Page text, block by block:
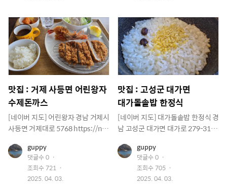
왔으니 맛있게 먹기로 하고 하나씩
시켜 봅니다. 육전물냉면, 육전비빔
냉면, 만두 눈꽃치즈돈까스 시켰어
요 바로 매미성 입구라 사람들이 많
이 지나 갑니다. 근데 다들 하나씩 물
빵도 있고 ㅋㅋ 우리는 냉면이랑 돈
까스 먹는다 ㅋㅋ 종이컵에 힘내세
요 라는 문구가 보입니다. 힘이 나네
요 고기만두가 먼저 나옵니다. 먹음
직 스러워서 보자마자 한입 넣어 봅
니다. 앗 뜨거워~ 비빔냉면이 나왔
어요 썩어냉면이랑 비슷하네요 육
전이 있어서 구수하니 맛있어요 물
냉면입니다. 아직 더위가 시작 되지
일
많이 먹어 본지라 알짬뽕 시켜 봅니
다. 일행은 매운땡초짜장으로 갑니
다. 주문을 키오스크로 한뒤 기다려
봅니다. 기다리면서 단무지랑 양파
랑 한가득 가져와야죠 기다리다 보
나오네요 먼저 나왔으니 앞접시 가
져와서 갈라 먹습니다. 짜장면 거의
다 먹으니 짬뽕이 나오네요 같이 먹
을라면 메뉴를 통일해야 됩니다. 이
집은 메뉴별로 나오는 시간이 다릅
니다. 다소 짬뽕이 늦게 나오네요 알
짬뽕에 알이 한가득 입니다. 우와 부
드럽고 맛나요~ 오랜만에 맛나는 짬
뽕 먹었네요 알이 한가득이라 먹을
일
맛집 : 거제 사등면 어린왕자
수제돈까스
[네이버 지도] 어린왕자 경남 거제시
사등면 거제대로 5768 https://nav
다니는 길인데 오늘은 웬지 돈까스
가 눈에 보이네요 가보고 싶어서 들
러 봅니다 거제방향으로 가다가 갈
려면 길찾기가 쉽지 않네요 주유소
유
저
guppy
댓글수0
조회수 721
작
2025. 04. 03.
맛집 : 고성군 대가면
대가돌솥밥 한정식
[네이버 지도] 대가돌솥밥 한정식 경
남 고성군 대가면 대가로 279-31 h
도 춥고 바람도 많이 분다 하여 낚시
는 못가고 식구들이랑 차타고 드라
이브나 나가 볼까 하는데 갈데가 마
땅치 않네요 여기저기 아무데나 운
유
저
guppy
댓글수0
조회수 705
작
2025. 04. 03.